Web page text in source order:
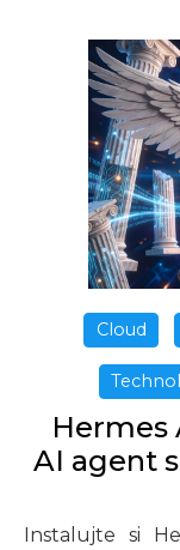
Cloud
Hermes
AI agent
Instalujte si